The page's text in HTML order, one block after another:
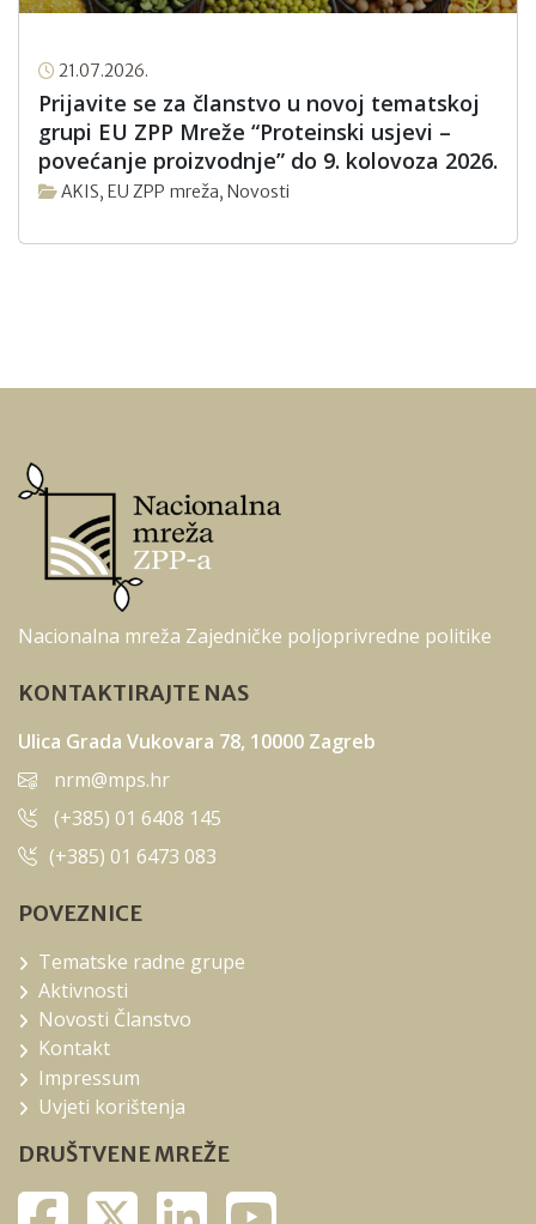
21.07.2026.
Prijavite se za članstvo u novoj tematskoj
grupi EU ZPP Mreže “Proteinski usjevi –
povećanje proizvodnje” do 9. kolovoza 2026.
AKIS, EU ZPP mreža, Novosti
Nacionalna mreža Zajedničke poljoprivredne politike
KONTAKTIRAJTE NAS
Ulica Grada Vukovara 78, 10000 Zagreb
nrm@mps.hr
(+385) 01 6408 145
(+385) 01 6473 083
POVEZNICE
Tematske radne grupe
Aktivnosti
Novosti Članstvo
Kontakt
Impressum
Uvjeti korištenja
DRUŠTVENE MREŽE